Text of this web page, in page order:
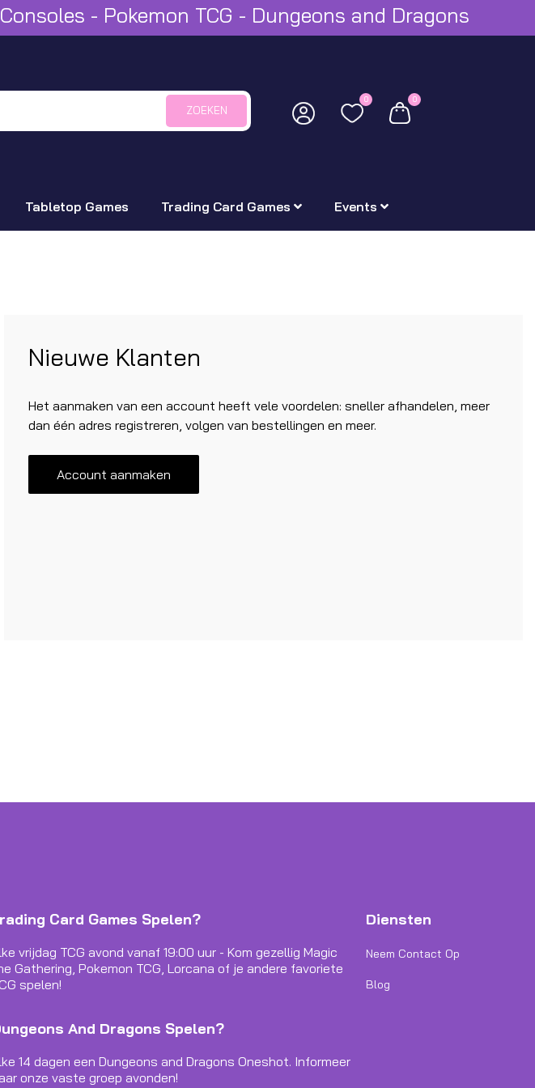
- Pokemon TCG - Dungeons and Dragons
ZOEKEN
0 0
Tabletop Games Trading Card Games Events
Nieuwe Klanten
Het aanmaken van een account heeft vele voordelen: sneller afhandelen, meer
dan één adres registreren, volgen van bestellingen en meer.
Account aanmaken
Card Games Spelen?
vrijdag TCG avond vanaf 19:00 uur - Kom gezellig Magic
Gathering, Pokemon TCG, Lorcana of je andere favoriete
spelen!
And Dragons Spelen?
14 dagen een Dungeons and Dragons Oneshot. Informeer
onze vaste groep avonden!
Diensten
Neem Contact Op
Blog